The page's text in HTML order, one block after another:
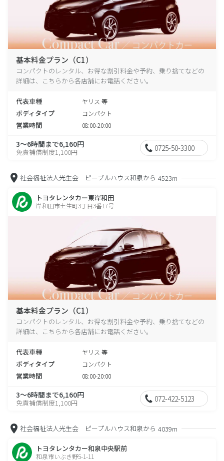
基本料金プラン（C1）
コンパクトのレンタル、お得な割引料金や予約、乗り捨てなどの
詳細は、こちらから各店舗にお電話ください。
代表車種 ヤリス 等
ボディタイプ コンパクト
営業時間 08:00-20:00
3～6時間まで6,160円
免責補償制度1,100円 0725-50-3300
社会福祉法人光生会 ピープルハウス和泉から 4523m
トヨタレンタカー東岸和田
岸和田市土生町3丁目3番17号
基本料金プラン（C1）
コンパクトのレンタル、お得な割引料金や予約、乗り捨てなどの
詳細は、こちらから各店舗にお電話ください。
代表車種 ヤリス 等
ボディタイプ コンパクト
営業時間 08:00-20:00
3～6時間まで6,160円
免責補償制度1,100円 072-422-5123
社会福祉法人光生会 ピープルハウス和泉から 4039m
トヨタレンタカー和泉中央駅前
和泉市いぶき野5-1-11